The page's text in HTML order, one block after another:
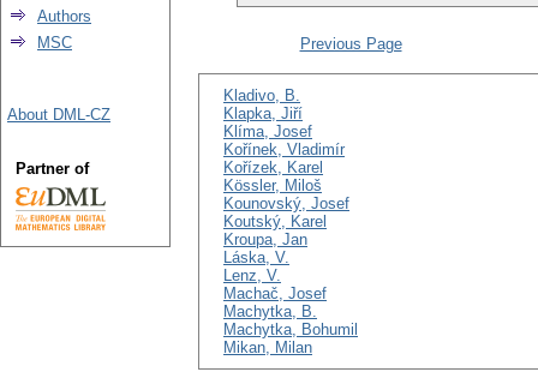
Previous Page
Kladivo, B.
Klapka, Jiří
Klíma, Josef
Kořínek, Vladimír
Kořízek, Karel
Kössler, Miloš
Kounovský, Josef
Koutský, Karel
Kroupa, Jan
Láska, V.
Lenz, V.
Machač, Josef
Machytka, B.
Machytka, Bohumil
Mikan, Milan
Authors
MSC
About DML-CZ
Partner of